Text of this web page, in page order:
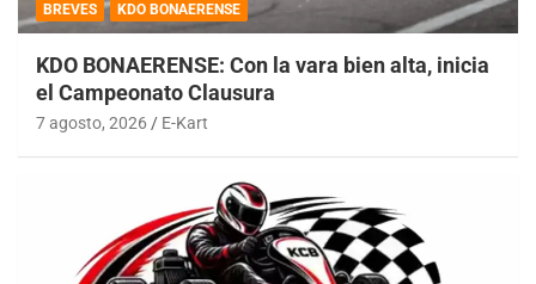
BREVES KDO BONAERENSE
KDO BONAERENSE: Con la vara bien alta, inicia
el Campeonato Clausura
7 agosto, 2026 E-Kart